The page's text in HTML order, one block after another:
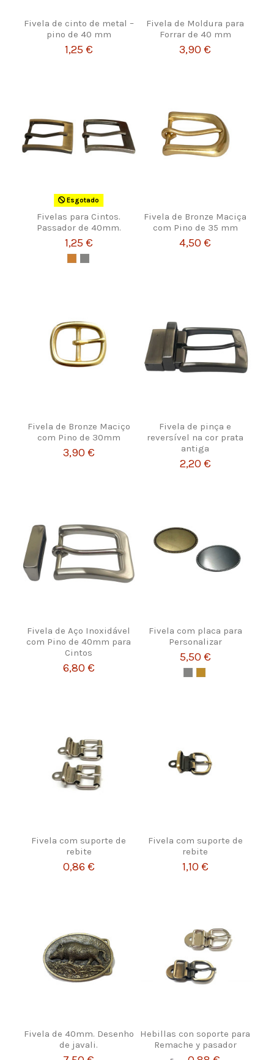
Fivela de cinto de metal –
pino de 40 mm
1,25 €
Fivela de Moldura para
Forrar de 40 mm
3,90 €
Esgotado
Fivelas para Cintos.
Passador de 40mm.
1,25 €
Fivela de Bronze Maciça
com Pino de 35 mm
4,50 €
Fivela de Bronze Maciço
com Pino de 30mm
3,90 €
Fivela de pinça e
reversível na cor prata
antiga
2,20 €
Fivela de Aço Inoxidável
com Pino de 40mm para
Cintos
6,80 €
Fivela com placa para
Personalizar
5,50 €
Fivela com suporte de
rebite
0,86 €
Fivela com suporte de
rebite
1,10 €
Fivela de 40mm. Desenho
de javali.
Hebillas con soporte para
Remache y pasador